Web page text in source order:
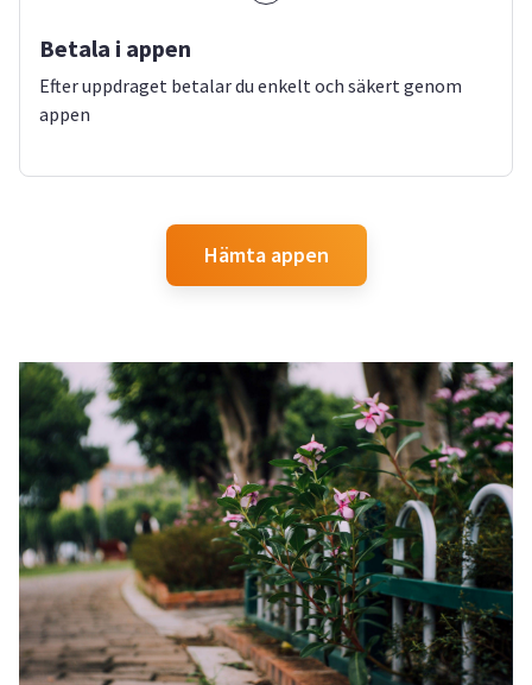
Betala i appen
Efter uppdraget betalar du enkelt och säkert genom
appen
Hämta appen